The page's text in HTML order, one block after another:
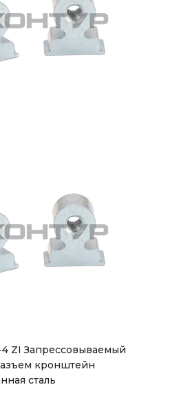
4 ZI Запрессовываемый
кронштейн
сталь